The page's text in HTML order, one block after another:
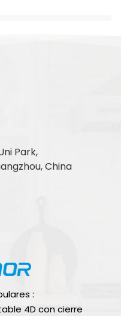
Park,
China
:
4D con cierre